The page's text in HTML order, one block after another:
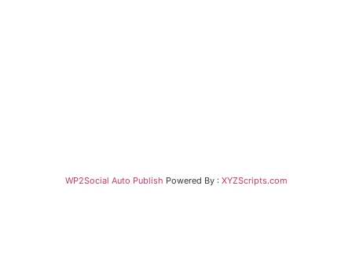
WP2Social Auto Publish Powered By : XYZScripts.com